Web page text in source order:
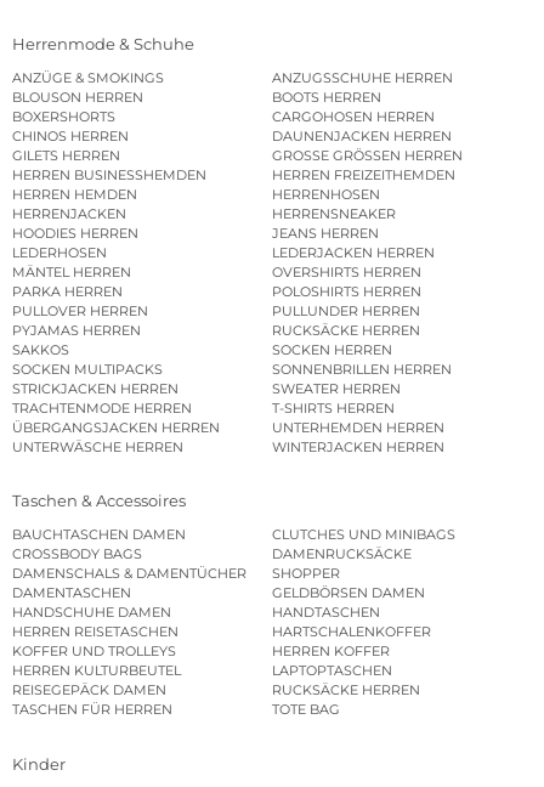
Herrenmode & Schuhe
ANZÜGE & SMOKINGS
ANZUGSSCHUHE HERREN
BLOUSON HERREN
BOOTS HERREN
BOXERSHORTS
CARGOHOSEN HERREN
CHINOS HERREN
DAUNENJACKEN HERREN
GILETS HERREN
GROSSE GRÖSSEN HERREN
HERREN BUSINESSHEMDEN
HERREN FREIZEITHEMDEN
HERREN HEMDEN
HERRENHOSEN
HERRENJACKEN
HERRENSNEAKER
HOODIES HERREN
JEANS HERREN
LEDERHOSEN
LEDERJACKEN HERREN
MÄNTEL HERREN
OVERSHIRTS HERREN
PARKA HERREN
POLOSHIRTS HERREN
PULLOVER HERREN
PULLUNDER HERREN
PYJAMAS HERREN
RUCKSÄCKE HERREN
SAKKOS
SOCKEN HERREN
SOCKEN MULTIPACKS
SONNENBRILLEN HERREN
STRICKJACKEN HERREN
SWEATER HERREN
TRACHTENMODE HERREN
T-SHIRTS HERREN
ÜBERGANGSJACKEN HERREN
UNTERHEMDEN HERREN
UNTERWÄSCHE HERREN
WINTERJACKEN HERREN
Taschen & Accessoires
BAUCHTASCHEN DAMEN
CLUTCHES UND MINIBAGS
CROSSBODY BAGS
DAMENRUCKSÄCKE
DAMENSCHALS & DAMENTÜCHER
SHOPPER
DAMENTASCHEN
GELDBÖRSEN DAMEN
HANDSCHUHE DAMEN
HANDTASCHEN
HERREN REISETASCHEN
HARTSCHALENKOFFER
KOFFER UND TROLLEYS
HERREN KOFFER
HERREN KULTURBEUTEL
LAPTOPTASCHEN
REISEGEPÄCK DAMEN
RUCKSÄCKE HERREN
TASCHEN FÜR HERREN
TOTE BAG
Kinder